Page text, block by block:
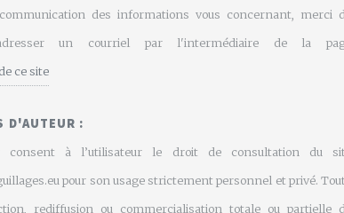
des informations vous concernant, merci
un courriel par l'intermédiaire de la
ce site
D'AUTEUR :
consent à l’utilisateur le droit de consultation du
pour son usage strictement personnel et privé.
rediffusion ou commercialisation totale ou partielle